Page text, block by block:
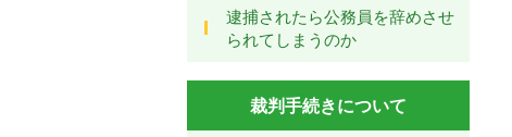
逮捕されたら公務員を辞めさせ
られてしまうのか
裁判手続きについて